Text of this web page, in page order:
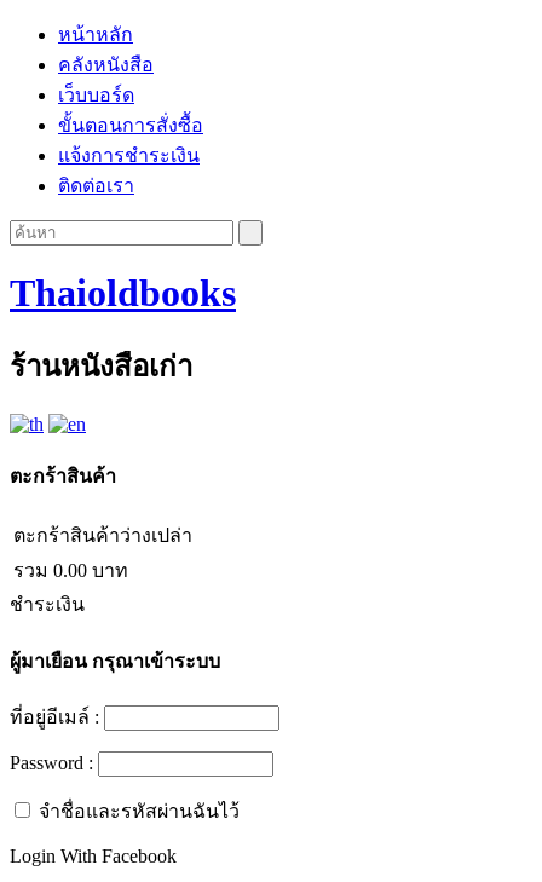
หน้าหลัก
คลังหนังสือ
เว็บบอร์ด
ขั้นตอนการสั่งซื้อ
แจ้งการชำระเงิน
ติดต่อเรา
Thaioldbooks
ร้านหนังสือเก่า
ตะกร้าสินค้า
ตะกร้าสินค้าว่างเปล่า
รวม 0.00 บาท
ชำระเงิน
ผู้มาเยือนกรุณาเข้าระบบ
ที่อยู่อีเมล์ :
Password :
จำชื่อและรหัสผ่านฉันไว้
Login With Facebook